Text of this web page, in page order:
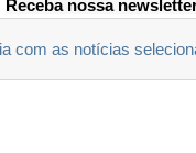
Receba nossa
com as notícias